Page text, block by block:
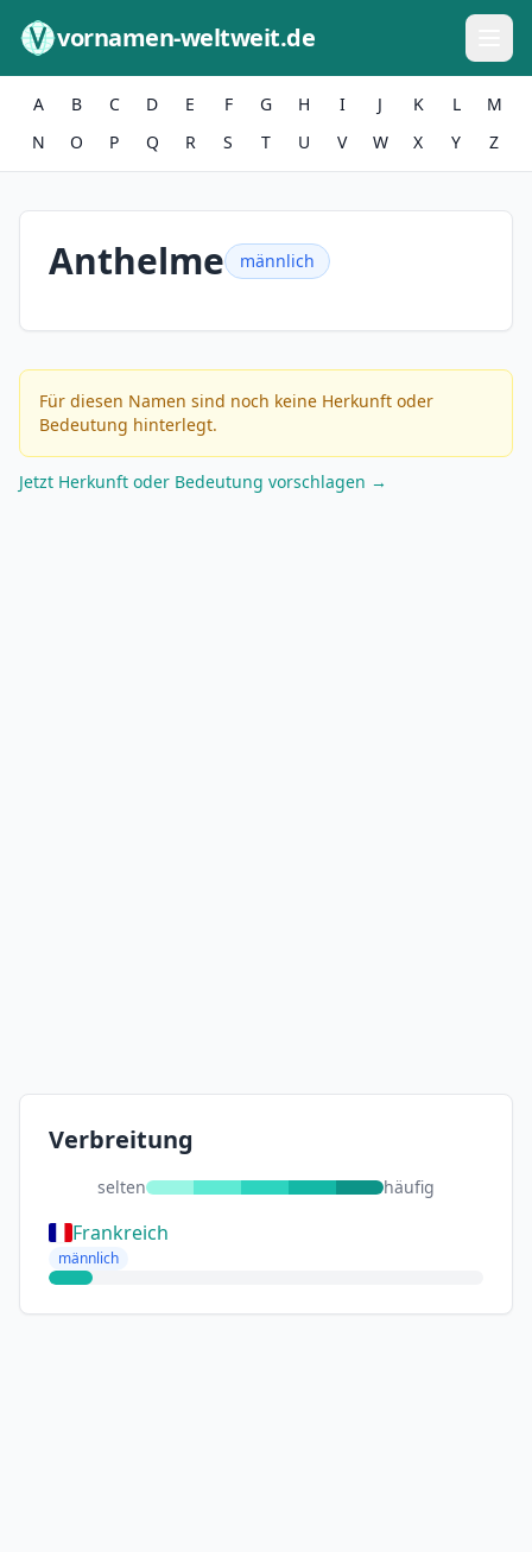
vornamen-weltweit.de
A B C D E F G H I J K L
M
N
O P Q R S T U V W X Y Z
Anthelme männlich
Für diesen Namen sind noch keine Herkunft oder
Bedeutung hinterlegt.
Jetzt Herkunft oder Bedeutung vorschlagen →
Verbreitung
selten häufig
Frankreich
männlich